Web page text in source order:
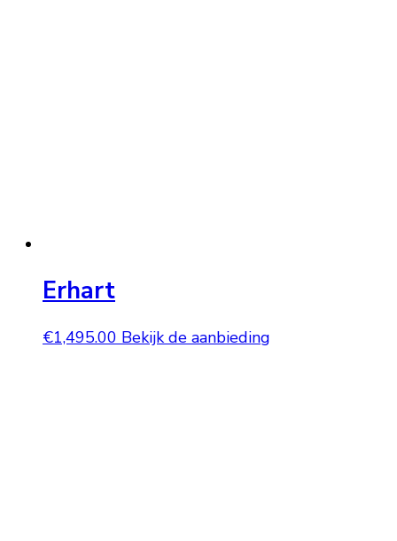
Erhart
€1,495.00 Bekijk de aanbieding